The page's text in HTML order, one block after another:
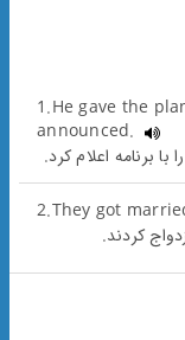
1.He gave the
announced.
2.They got